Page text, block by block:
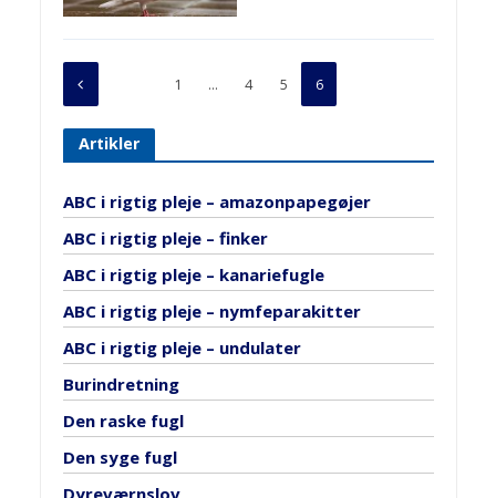
1 … 4 5 6
Artikler
ABC i rigtig pleje – amazonpapegøjer
ABC i rigtig pleje – finker
ABC i rigtig pleje – kanariefugle
ABC i rigtig pleje – nymfeparakitter
ABC i rigtig pleje – undulater
Burindretning
Den raske fugl
Den syge fugl